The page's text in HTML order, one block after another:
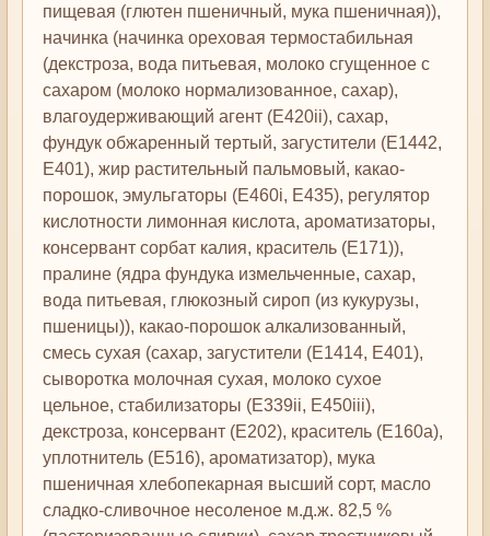
пищевая (глютен пшеничный, мука пшеничная)),
начинка (начинка ореховая термостабильная
(декстроза, вода питьевая, молоко сгущенное с
сахаром (молоко нормализованное, сахар),
влагоудерживающий агент (Е420ii), сахар,
фундук обжаренный тертый, загустители (Е1442,
Е401), жир растительный пальмовый, какао-
порошок, эмульгаторы (Е460i, Е435), регулятор
кислотности лимонная кислота, ароматизаторы,
консервант сорбат калия, краситель (Е171)),
пралине (ядра фундука измельченные, сахар,
вода питьевая, глюкозный сироп (из кукурузы,
пшеницы)), какао-порошок алкализованный,
смесь сухая (сахар, загустители (Е1414, Е401),
сыворотка молочная сухая, молоко сухое
цельное, стабилизаторы (Е339ii, Е450iii),
декстроза, консервант (Е202), краситель (Е160а),
уплотнитель (Е516), ароматизатор), мука
пшеничная хлебопекарная высший сорт, масло
сладко-сливочное несоленое м.д.ж. 82,5 %